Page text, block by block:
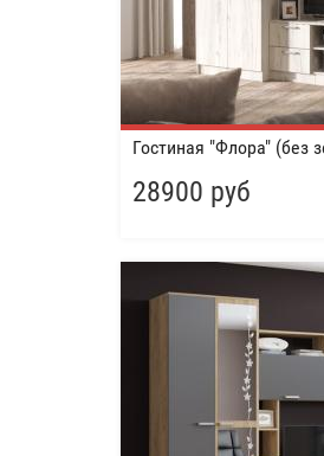
Гостиная "Флора" (без
28900 руб